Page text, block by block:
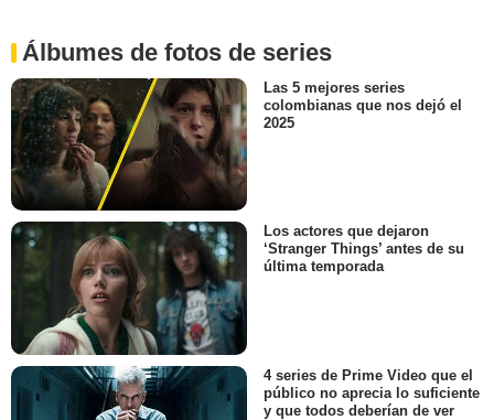
Álbumes de fotos de series
Las 5 mejores series
colombianas que nos dejó el
2025
Los actores que dejaron
‘Stranger Things’ antes de su
última temporada
4 series de Prime Video que el
público no aprecia lo suficiente
y que todos deberían de ver